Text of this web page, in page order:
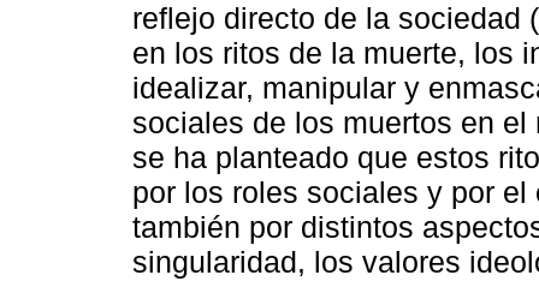
reflejo directo de la sociedad (
en los ritos de la muerte, los
idealizar, manipular y
sociales de los muertos en
se ha planteado que estos
por los roles sociales y por
también por distintos
singularidad, los valores